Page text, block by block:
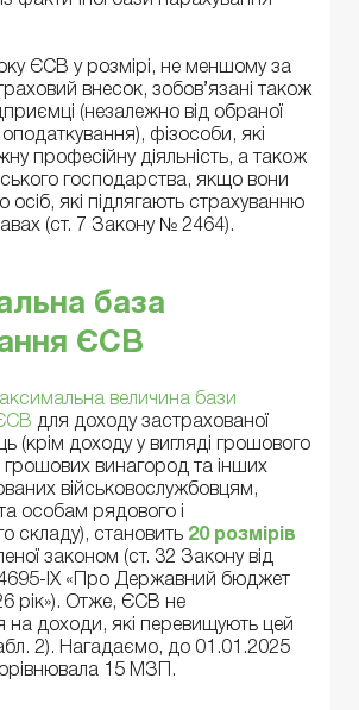
ЄСВ у розмірі, не меншому за
внесок, зобов’язані також
(незалежно від обраної
фізособи, які
професійну діяльність, а також
господарства, якщо вони
осіб, які підлягають страхуванню
(ст. 7 Закону № 2464).
база
ЄСВ
величина бази
для доходу застрахованої
(крім доходу у вигляді грошового
грошових винагород та інших
військовослужбовцям,
особам рядового і
складу), становить 20 розмірів
законом (ст. 32 Закону від
IX «Про Державний бюджет
рік»). Отже, ЄСВ не
на доходи, які перевищують цей
2). Нагадаємо, до 01.01.2025
15 МЗП.